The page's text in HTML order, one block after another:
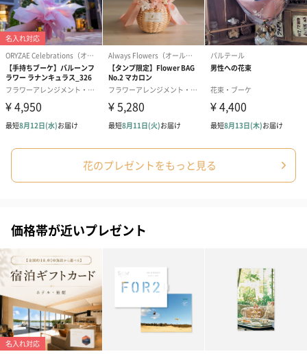
花のプレゼントをもっと見る
価格帯が近いプレゼント